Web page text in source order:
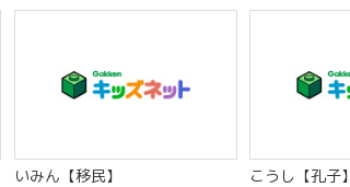
いみん【移民】 こうし【孔子】